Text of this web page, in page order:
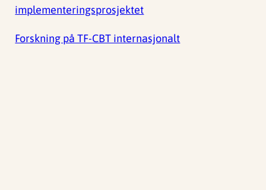
implementeringsprosjektet
Forskning på TF-CBT internasjonalt